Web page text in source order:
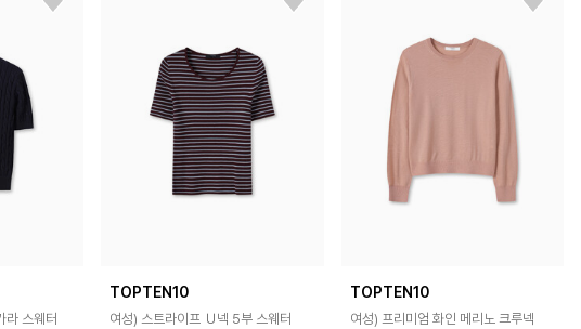
라 스웨터
TOPTEN10
여성) 스트라이프 Ｕ넥 5부 스웨터
TOPTEN10
여성) 프리미엄 화인 메리노 크루넥